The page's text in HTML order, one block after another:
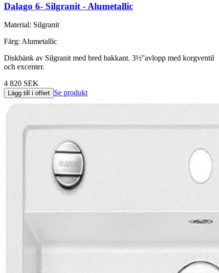
Dalago 6- Silgranit - Alumetallic
Material: Silgranit
Färg: Alumetallic
Diskbänk av Silgranit med bred bakkant. 3½''avlopp med korgventil
och excenter.
4 820 SEK
Lägg till i offert Se produkt